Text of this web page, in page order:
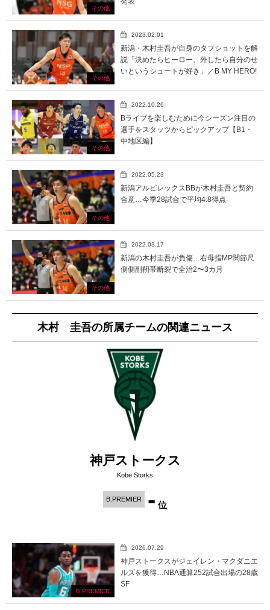
その他
その他
2023.02.01
新潟・木村圭吾が自身のタフショットを解
説「決めたらヒーロー、外したら自分のせ
いというシュートが好き」／B MY HERO!
その他
2022.10.26
Bライブを楽しむために今シーズン注目の
選手をスタッツからピックアップ【B1・
中地区編】
その他
2022.05.23
新潟アルビレックスBBが木村圭吾と契約
合意…今季28試合で平均4.8得点
その他
2022.03.17
新潟の木村圭吾が負傷…右母指MP関節尺
側側副靭帯断裂で全治2〜3カ月
木村 圭吾の所属チームの関連ニュース
神戸ストークス
Kobe Storks
B.PREMIER - 位
B.PREMIER
2026.07.29
神戸ストークスがジェイレン・マクダニエ
ルズを獲得…NBA通算252試合出場の28歳
SF